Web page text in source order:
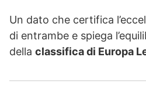
Un dato che certifica
di entrambe e spiega
della classifica di Europa